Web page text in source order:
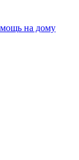
на дому